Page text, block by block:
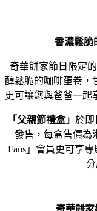
香濃鬆脆
奇華餅家節日限定的
醇鬆脆的咖啡蛋卷，
更可讓您與爸爸一起
「父親節禮盒」 於即
發售，每盒售價為
Fans」會員更可享
奇華餅家